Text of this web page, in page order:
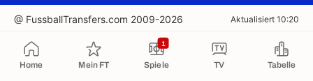
Home Mein FT Spiele
1
TV Tabelle
@ FussballTransfers.com 2009-2026 Aktualisiert 10:20
In die Zwischenablage kopiert